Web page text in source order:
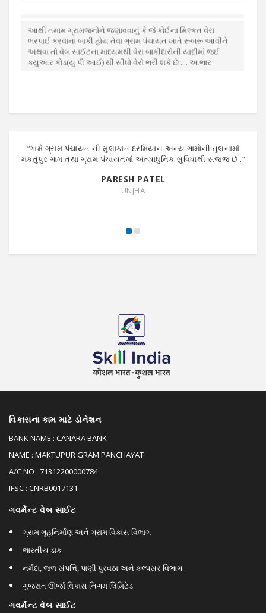
વિતરણ ટૂંક સમયમાં કરવામાં આવશે
આથી તમામ ગ્રામજનોને જણાવવાનું કે જે કોઈના મિલ્કત વેરા
ભરપાઈ કરવાના બાકી હોય તેવા ગ્રામ પંચાયત ખાતે રૂબરૂ આવીને
અથવા તો વેબ સાઈટના માધ્યમથી વેરા બાકીદારોની યાદીમાં જઈ
ક્યુઆર કોડ(યુ પી આઈ) થી સીધો વેરો ભરી શકે છે .... આભાર
"ગામે ગ્રામ પંચાયત ની મુલાકાત દરમિયાન અન્ય ગામોની તુલનામાં
મકતુપુર ગામ તથા ગ્રામ પંચાયતમાં અત્યાધુનિક સુવિધાથી સજ્જ છે ."
PARESH PATEL
UNJHA
વિકાસના કામ માટે ડોનેશન
BANK NAME : CANARA BANK
NAME : MAKTUPUR GRAM PANCHAYAT
A/C NO : 71312200000784
IFSC : CNRB0017131
ગવર્મેન્ટ વેબ સાઈટ
ગ્રામ ગૃહનિર્માણ અને ગ્રામ વિકાસ વિભાગ
ભારતીય ડાક
નર્મદા, જળ સંપત્તિ, પાણી પુરવઠા અને કલ્પસર વિભાગ
ગુજરાત ઊર્જા વિકાસ નિગમ લિમિટેડ
ગવર્મેન્ટ વેબ સાઈટ